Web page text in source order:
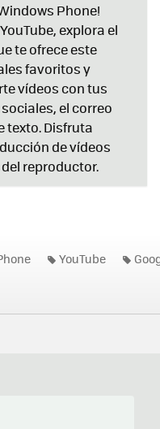
Phone!
explora el
te ofrece este
favoritos y
vídeos con tus
el correo
texto. Disfruta
de vídeos
reproductor.
YouTube